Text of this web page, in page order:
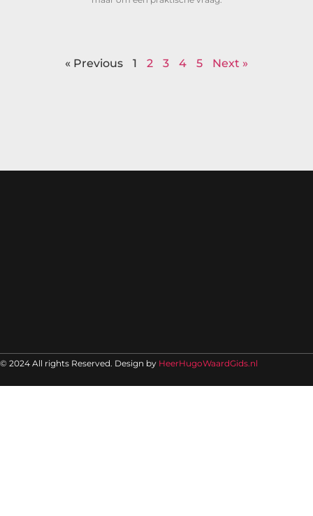
« Previous 1 2 3 4 5 Next »
© 2024 All rights Reserved. Design by HeerHugoWaardGids.nl